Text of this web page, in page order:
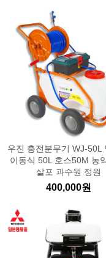
우진 충전분무기 WJ-50L
이동식 50L 호스50M 농
살포 과수원 정원
400,000원